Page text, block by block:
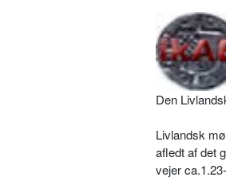
Den
Livlandsk
afledt af det
vejer